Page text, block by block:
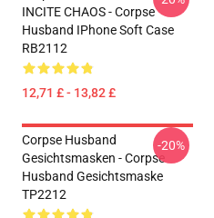
INCITE CHAOS - Corpse
Husband IPhone Soft Case
RB2112
12,71 £ - 13,82 £
Corpse Husband
Gesichtsmasken - Corpse
Husband Gesichtsmaske
TP2212
-20%